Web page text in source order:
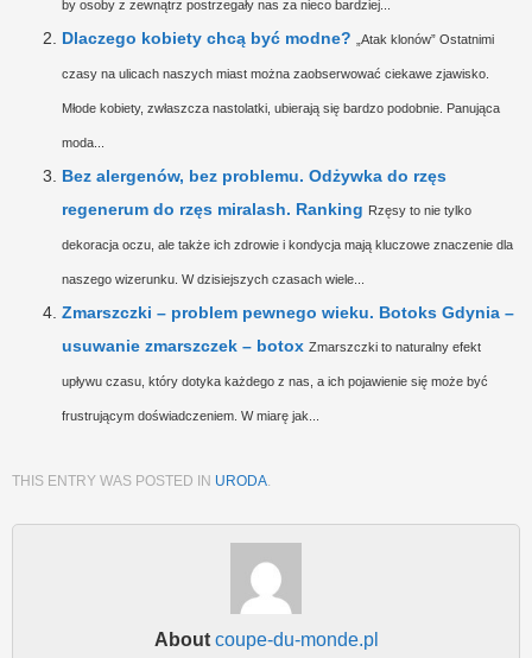
by osoby z zewnątrz postrzegały nas za nieco bardziej...
Dlaczego kobiety chcą być modne? „Atak klonów” Ostatnimi
czasy na ulicach naszych miast można zaobserwować ciekawe zjawisko.
Młode kobiety, zwłaszcza nastolatki, ubierają się bardzo podobnie. Panująca
moda...
Bez alergenów, bez problemu. Odżywka do rzęs
regenerum do rzęs miralash. Ranking Rzęsy to nie tylko
dekoracja oczu, ale także ich zdrowie i kondycja mają kluczowe znaczenie dla
naszego wizerunku. W dzisiejszych czasach wiele...
Zmarszczki – problem pewnego wieku. Botoks Gdynia –
usuwanie zmarszczek – botox Zmarszczki to naturalny efekt
upływu czasu, który dotyka każdego z nas, a ich pojawienie się może być
frustrującym doświadczeniem. W miarę jak...
THIS ENTRY WAS POSTED IN URODA
About coupe-du-monde.pl